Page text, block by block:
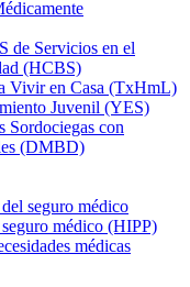
de Servicios en el
(HCBS)
Vivir en Casa (TxHmL)
Juvenil (YES)
Sordociegas con
(DMBD)
seguro médico
médico (HIPP)
médicas